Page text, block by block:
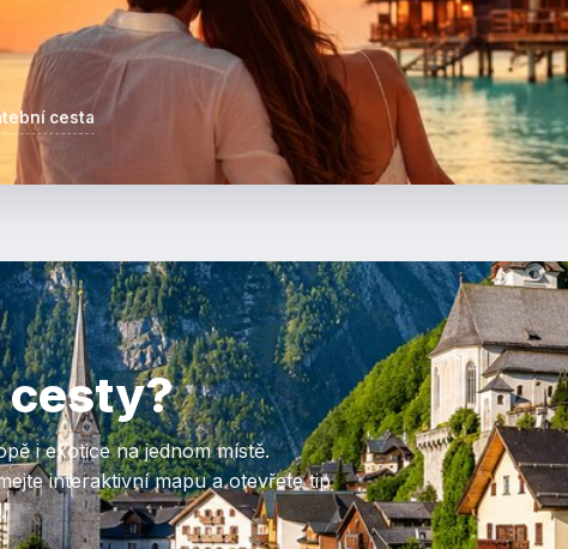
cesta
cesty?
i exotice na jednom místě.
interaktivní mapu a otevřete tip